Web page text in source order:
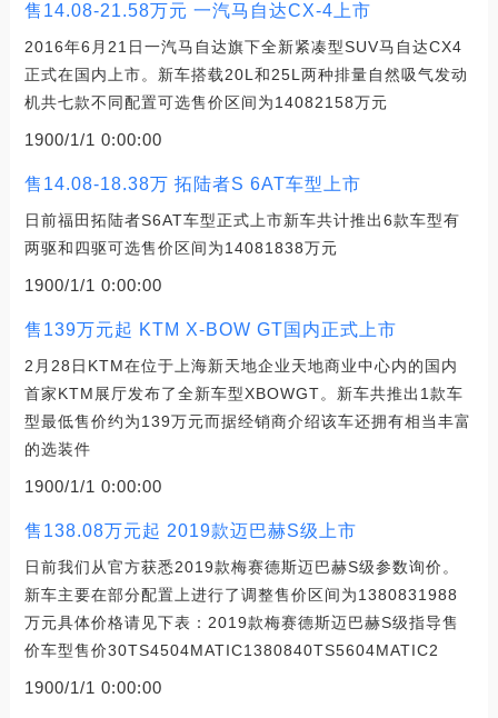
售14.08-21.58万元 一汽马自达CX-4上市
2016年6月21日一汽马自达旗下全新紧凑型SUV马自达CX4
正式在国内上市。新车搭载20L和25L两种排量自然吸气发动
机共七款不同配置可选售价区间为14082158万元
1900/1/1 0:00:00
售14.08-18.38万 拓陆者S 6AT车型上市
日前福田拓陆者S6AT车型正式上市新车共计推出6款车型有
两驱和四驱可选售价区间为14081838万元
1900/1/1 0:00:00
售139万元起 KTM X-BOW GT国内正式上市
2月28日KTM在位于上海新天地企业天地商业中心内的国内
首家KTM展厅发布了全新车型XBOWGT。新车共推出1款车
型最低售价约为139万元而据经销商介绍该车还拥有相当丰富
的选装件
1900/1/1 0:00:00
售138.08万元起 2019款迈巴赫S级上市
日前我们从官方获悉2019款梅赛德斯迈巴赫S级参数询价。
新车主要在部分配置上进行了调整售价区间为1380831988
万元具体价格请见下表：2019款梅赛德斯迈巴赫S级指导售
价车型售价30TS4504MATIC1380840TS5604MATIC2
1900/1/1 0:00:00